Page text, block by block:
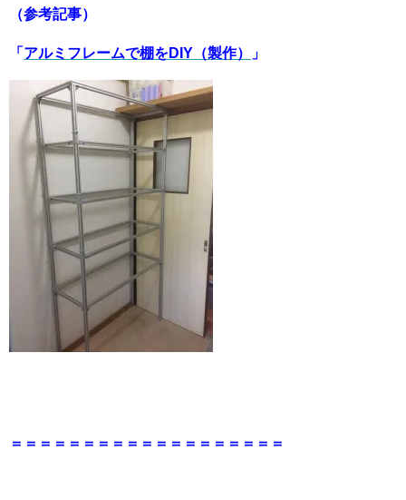
（参考記事）
「 アルミフレームで棚をDIY（製作） 」
＝＝＝＝＝＝＝＝＝＝＝＝＝＝＝＝＝＝＝